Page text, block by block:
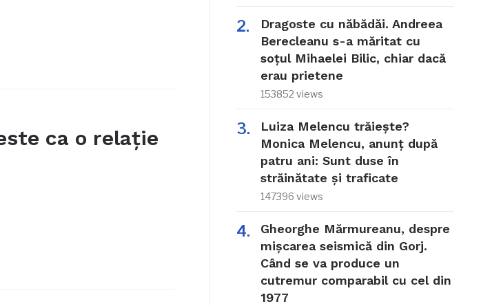
ca o relație
Dragoste cu năbădăi. Andreea
Berecleanu s-a măritat cu
soțul Mihaelei Bilic, chiar dacă
erau prietene
153852 views
Luiza Melencu trăiește?
Monica Melencu, anunț după
patru ani: Sunt duse în
străinătate și traficate
147396 views
Gheorghe Mărmureanu, despre
mișcarea seismică din Gorj.
Când se va produce un
cutremur comparabil cu cel din
1977